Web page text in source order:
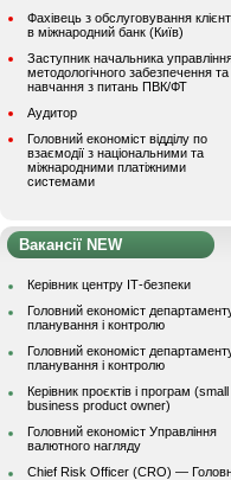
Фахівець з обслуговування
в міжнародний банк (Київ)
Заступник начальника
методологічного забезпечення та
навчання з питань ПВК/ФТ
Аудитор
Головний економіст відділу по
взаємодії з національними та
міжнародними платіжними
системами
Вакансії NEW
Керівник центру ІТ-безпеки
Головний економіст
планування і контролю
Головний економіст
планування і контролю
Керівник проєктів і програм (small
business product owner)
Головний економіст Управління
валютного нагляду
Chief Risk Officer (CRO) —